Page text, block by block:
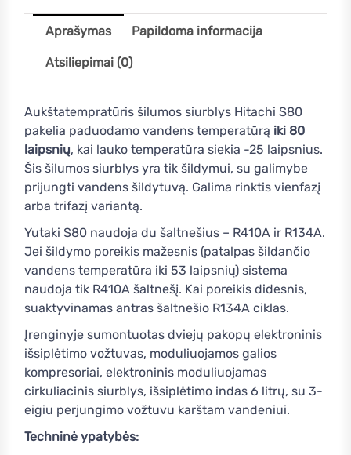
Aprašymas Papildoma informacija
Atsiliepimai (0)
Aukštatempratūris šilumos siurblys Hitachi S80
pakelia paduodamo vandens temperatūrą iki 80
laipsnių, kai lauko temperatūra siekia -25 laipsnius.
Šis šilumos siurblys yra tik šildymui, su galimybe
prijungti vandens šildytuvą. Galima rinktis vienfazį
arba trifazį variantą.
Yutaki S80 naudoja du šaltnešius – R410A ir R134A.
Jei šildymo poreikis mažesnis (patalpas šildančio
vandens temperatūra iki 53 laipsnių) sistema
naudoja tik R410A šaltnešį. Kai poreikis didesnis,
suaktyvinamas antras šaltnešio R134A ciklas.
Įrenginyje sumontuotas dviejų pakopų elektroninis
išsiplėtimo vožtuvas, moduliuojamos galios
kompresoriai, elektroninis moduliuojamas
cirkuliacinis siurblys, išsiplėtimo indas 6 litrų, su 3-
eigiu perjungimo vožtuvu karštam vandeniui.
Techninė ypatybės: